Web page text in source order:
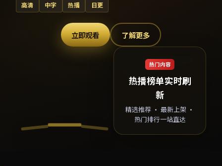
高清 中字 热播 日更
立即观看 了解更多
热门内容
热播榜单实时刷
新
精选推荐 · 最新上架 ·
热门排行一站直达